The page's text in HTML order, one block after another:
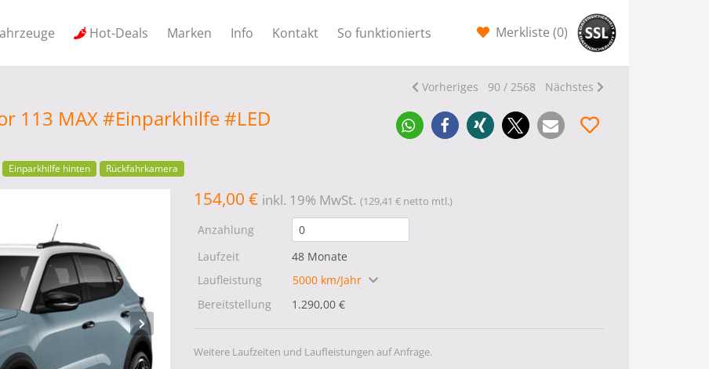
Hot-Deals Marken Info Kontakt So funktionierts Merkliste (0)
Vorheriges 90 / 2568 Nächstes
113 MAX #Einparkhilfe #LED
Einparkhilfe hinten Rückfahrkamera
154,00 € inkl. 19% MwSt. (129,41 € netto mtl.)
Anzahlung
Laufzeit
48 Monate
Laufleistung
5000 km/Jahr
Bereitstellung
1.290,00 €
Weitere Laufzeiten und Laufleistungen auf Anfrage.